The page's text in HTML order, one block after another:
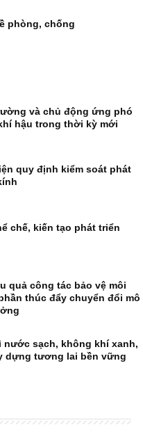
phòng, chống
và chủ động ứng phó
hậu trong thời kỳ mới
quy định kiểm soát phát
chế, kiến tạo phát triển
quả công tác bảo vệ môi
thúc đẩy chuyển đổi mô
nước sạch, không khí xanh,
dựng tương lai bền vững